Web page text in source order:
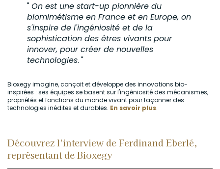
"On est une start-up pionnière du
biomimétisme en France et en Europe, on
s'inspire de l'ingéniosité et de la
sophistication des êtres vivants pour
innover, pour créer de nouvelles
technologies. "
Bioxegy imagine, conçoit et développe des innovations bio-
inspirées : ses équipes se basent sur l'ingéniosité des mécanismes,
propriétés et fonctions du monde vivant pour façonner des
technologies inédites et durables. En savoir plus.
Découvrez l'interview de Ferdinand Eberlé,
représentant de Bioxegy